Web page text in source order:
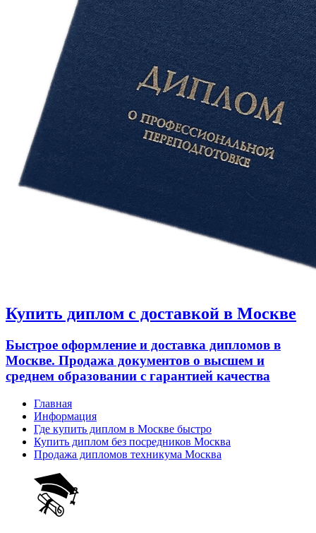
Купить диплом с доставкой в Москве
Быстрое оформление и доставка дипломов в
Москве. Продажа документов о высшем и
среднем образовании с гарантией качества
Главная
Информация
Где купить диплом в Москве быстро
Купить диплом без посредников Москва
Продажа дипломов техникума Москва